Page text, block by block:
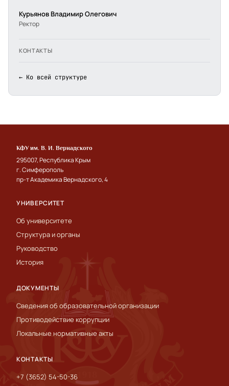
Курьянов Владимир Олегович
Ректор
КОНТАКТЫ
← Ко всей структуре
КФУ им. В. И. Вернадского
295007, Республика Крым
г. Симферополь
пр-т Академика Вернадского, 4
УНИВЕРСИТЕТ
Об университете
Структура и органы
Руководство
История
ДОКУМЕНТЫ
Сведения об образовательной организации
Противодействие коррупции
Локальные нормативные акты
КОНТАКТЫ
+7 (3652) 54-50-36